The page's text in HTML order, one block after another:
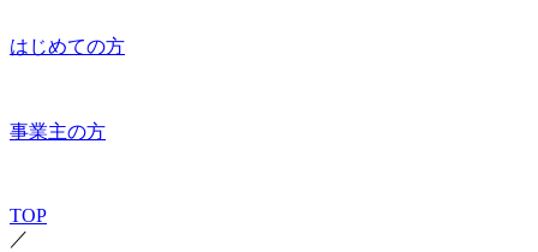
はじめての方
事業主の方
TOP
／